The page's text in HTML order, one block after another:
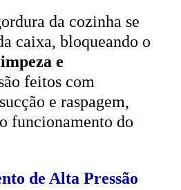
da cozinha se
caixa, bloqueando o
e
feitos com
e raspagem,
funcionamento do
de Alta Pressão